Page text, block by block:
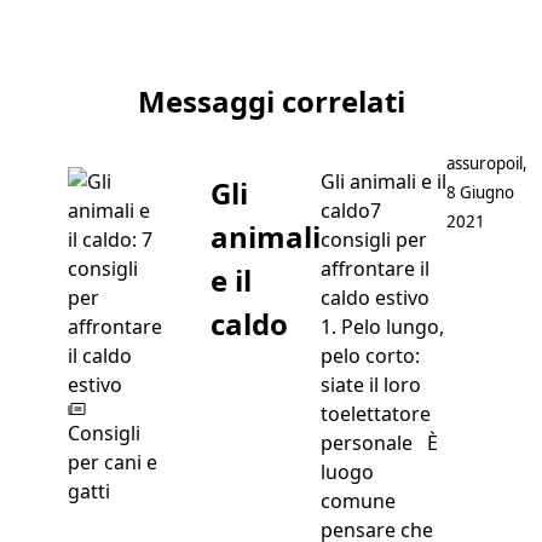
Messaggi correlati
Consigli
per cani e
gatti
Gli
animali
e il
caldo
Gli animali e il
caldo7
consigli per
affrontare il
caldo estivo
1. Pelo lungo,
pelo corto:
siate il loro
toelettatore
personale È
luogo
comune
pensare che
Postato da
assuropoil,
8 Giugno
2021